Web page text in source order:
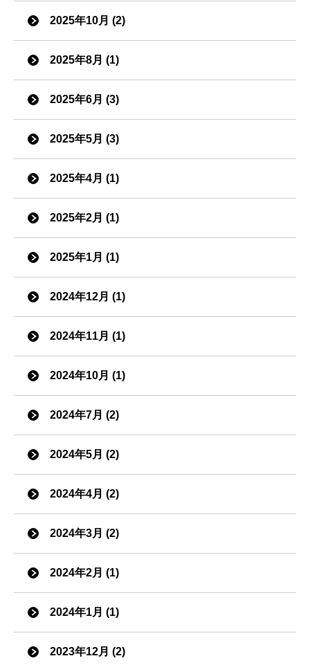
2025年10月 (2)
2025年8月 (1)
2025年6月 (3)
2025年5月 (3)
2025年4月 (1)
2025年2月 (1)
2025年1月 (1)
2024年12月 (1)
2024年11月 (1)
2024年10月 (1)
2024年7月 (2)
2024年5月 (2)
2024年4月 (2)
2024年3月 (2)
2024年2月 (1)
2024年1月 (1)
2023年12月 (2)